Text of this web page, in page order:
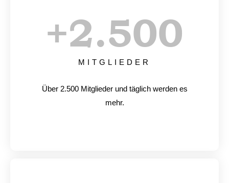
MITGLIEDER
+2.500
Über 2.500 Mitglieder und täglich werden es
mehr.